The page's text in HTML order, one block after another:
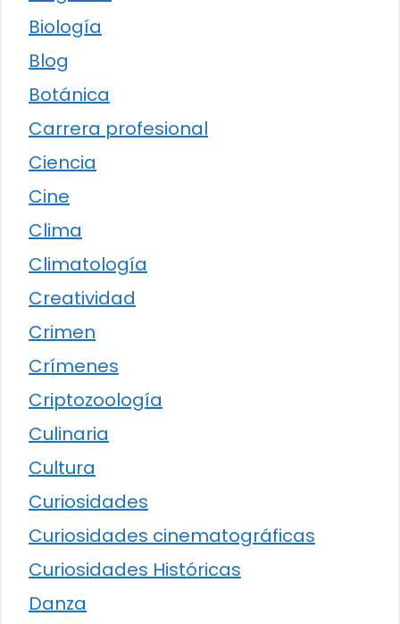
Biología
Blog
Botánica
Carrera profesional
Ciencia
Cine
Clima
Climatología
Creatividad
Crimen
Crímenes
Criptozoología
Culinaria
Cultura
Curiosidades
Curiosidades cinematográficas
Curiosidades Históricas
Danza